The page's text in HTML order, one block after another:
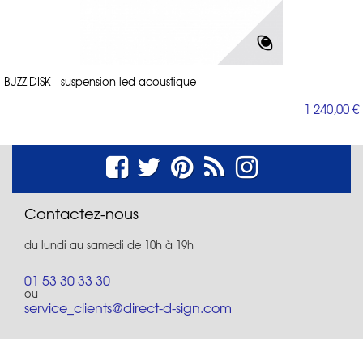
BUZZIDISK - suspension led acoustique
1 240,00 €
Contactez-nous
du lundi au samedi de 10h à 19h
01 53 30 33 30
ou
service_clients@direct-d-sign.com